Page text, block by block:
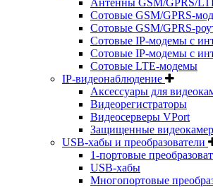
Сотовые GSM/GPRS-
Сотовые GSM/GPRS-
Сотовые IP-модемы с
Сотовые IP-модемы с
Сотовые LTE-модемы
IP-видеонаблюдение
Аксессуары для
Видеорегистраторы
Видеосерверы VPort
Защищенные
USB-хабы и преобразователи
1-портовые
USB-хабы
Многопортовые